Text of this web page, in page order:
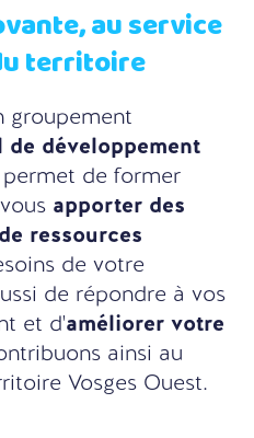
au service
territoire
groupement
de développement
de former
apporter des
ressources
de votre
de répondre à vos
et d'améliorer votre
ainsi au
Vosges Ouest.